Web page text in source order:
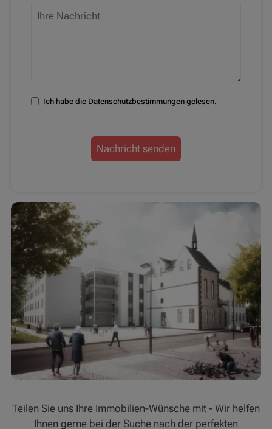
Ich habe die Datenschutzbestimmungen gelesen.
Nachricht senden
Teilen Sie uns Ihre Immobilien-Wünsche mit - Wir helfen
Ihnen gerne bei der Suche nach der perfekten